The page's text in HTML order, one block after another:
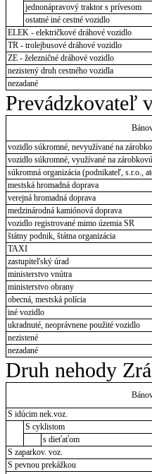
jednonápravový traktor s prívesom
ostatné iné cestné vozidlo
ELEK - električkové dráhové vozidlo
TR - trolejbusové dráhové vozidlo
ZE - železničné dráhové vozidlo
nezistený druh cestného vozidla
nezadané
Prevádzkovateľ
vozidlo súkromné, nevyužívané na
vozidlo súkromné, využívané na
súkromná organizácia (podnikateľ, s.r.o.,
mestská hromadná doprava
verejná hromadná doprava
medzinárodná kamiónová doprava
vozidlo registrované mimo územia SR
štátny podnik, štátna organizácia
TAXI
zastupiteľský úrad
ministerstvo vnútra
ministerstvo obrany
obecná, mestská polícia
iné vozidlo
ukradnuté, neoprávnene použité vozidlo
nezistené
nezadané
Druh nehody
S idúcim nek.voz.
S cyklistom
s dieťaťom
S zaparkov. voz.
S pevnou prekážkou